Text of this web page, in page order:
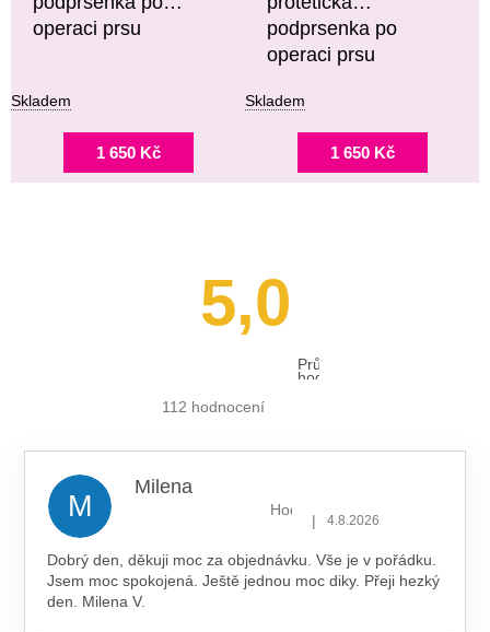
operaci prsu
Skladem
1 650 Kč
podprsenka po
operaci prsu
Skladem
1 650 Kč
5,0
Průměrné
hodnocení
112 hodnocení
M
Milena
Hodnocení obchodu je 5 z 5
| 4.8.2026
Dobrý den, děkuji moc za objednávku. Vše je v pořádku.
Jsem moc spokojená. Ještě jednou moc diky. Přeji hezký
den. Milena V.